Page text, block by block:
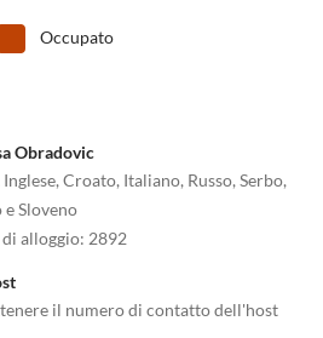
Occupato
Obradovic
Inglese, Croato, Italiano, Russo, Serbo,
e Sloveno
alloggio: 2892
il numero di contatto dell'host